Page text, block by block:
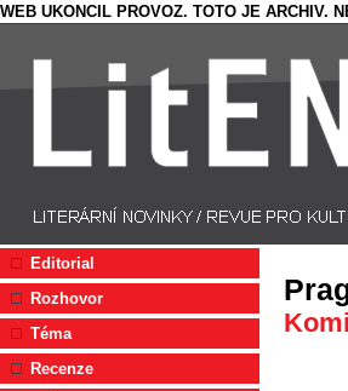
WEB UKONCIL PROVOZ. TOTO JE ARCHIV.
Editorial
Rozhovor
Téma
Recenze